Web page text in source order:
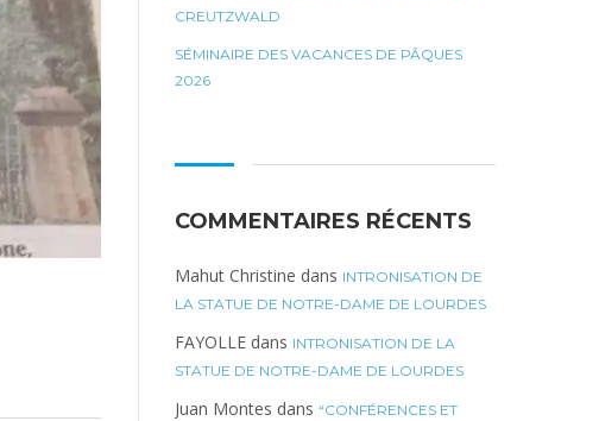
CREUTZWALD
SÉMINAIRE DES VACANCES DE PÂQUES
2026
COMMENTAIRES RÉCENTS
Mahut Christine dans INTRONISATION DE
LA STATUE DE NOTRE-DAME DE LOURDES
FAYOLLE dans INTRONISATION DE LA
STATUE DE NOTRE-DAME DE LOURDES
Juan Montes dans “CONFÉRENCES ET